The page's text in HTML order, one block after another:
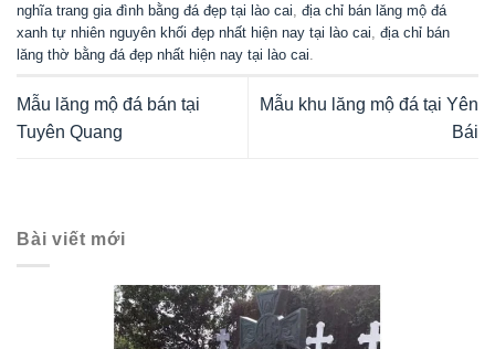
nghĩa trang gia đình bằng đá đẹp tại lào cai địa chỉ bán lăng mộ đá
xanh tự nhiên nguyên khối đẹp nhất hiện nay tại lào cai địa chỉ bán
lăng thờ bằng đá đẹp nhất hiện nay tại lào cai
Mẫu lăng mộ đá bán tại
Tuyên Quang
Mẫu khu lăng mộ đá tại Yên
Bái
Bài viết mới